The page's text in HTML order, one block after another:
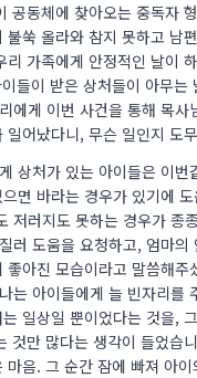
공동체에 찾아오는 중독자
쑥 올라와 참지 못하고 남
가족에게 안정적인 날이
들이 받은 상처들이 아무
에게 이번 사건을 통해 목
어났다니, 무슨 일인지 도
상처가 있는 아이들은 이
면 바라는 경우가 있기에
저러지도 못하는 경우가 종
러 도움을 요청하고, 엄마
아진 모습이라고 말씀해
는 아이들에게 늘 빈자리를
일상일 뿐이었다는 것을,
것만 많다는 생각이 들었습
음. 그 순간 잠에 빠져 아